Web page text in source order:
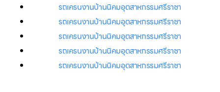
รถเครนงานบ้านนิคมอุตสาหกรรมศรีราชา
รถเครนงานบ้านนิคมอุตสาหกรรมศรีราชา
รถเครนงานบ้านนิคมอุตสาหกรรมศรีราชา
รถเครนงานบ้านนิคมอุตสาหกรรมศรีราชา
รถเครนงานบ้านนิคมอุตสาหกรรมศรีราชา